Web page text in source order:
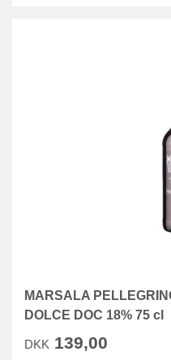
MARSALA
DOLCE DOC 18% 75 cl
DKK 139,00